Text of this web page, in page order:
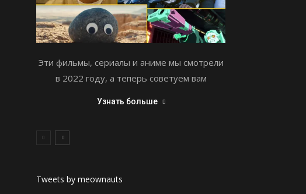
Эти фильмы, сериалы и аниме мы смотрели
в 2022 году, а теперь советуем вам
Узнать больше
Tweets by meownauts